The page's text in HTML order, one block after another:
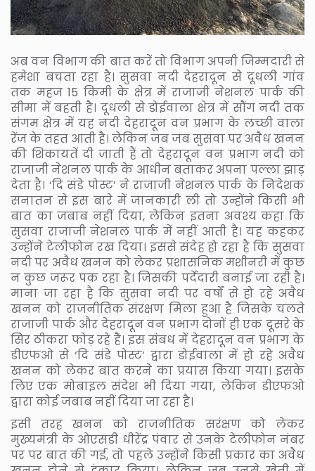
अब वन विभाग की बात करें तो विभाग अपनी जिम्मदारी से
हमेशा बचता रहा है। सुसवा नदी देहरादून से दूधली गांव
तक महज 15 किमी के क्षेत्र में राजाजी नेशनल पार्क की
सीमा में बहती है। दूधली से डोईवाला क्षेत्र में सौंग नदी तक
संगम क्षेत्र में यह नदी देहरादून वन प्रभाग के लच्छी वाला
रेंज के तहत आती है। लेकिन जब जब सुसवा पर अवैध खनन
की शिकायतें दी जाती हैं तो देहरादून वन प्रभाग नदी को
राजाजी नेशनल पार्क के आधीन बताकर अपना पल्ला झाड़
देता है। ‘दि संडे पोस्ट’ ने राजाजी नेशनल पार्क के निदेशक
सनातन से इस बारे में जानकारी ली तो उन्होंने किसी भी
बात का जबाब नहीं दिया, लेकिन इतना अवश्य कहा कि
सुसवा राजाजी नेशनल पार्क में नहीं आती है। यह कहकर
उन्होंने टेलीफोन रख दिया। इससे संदेह हो रहा है कि सुसवा
नदी पर अवैध खनन को लेकर प्रशासनिक मशीनरी में कुछ
न कुछ जरूर पक रहा है। जिसकी पर्देदारी बनाई जा रही है।
माना जा रहा है कि सुसवा नदी पर वर्षों से हो रहे अवैध
खनन को राजनीतिक संरक्षण मिला हुआ है जिसके चलते
राजाजी पार्क और देहरादून वन प्रभाग दोनों ही एक दूसरे के
सिर ठीकरा फोड़ रहे हैं। इस संबध में देहरादून वन प्रभाग के
डीएफओ से ‘दि संडे पोस्ट’ द्वारा डोईवाला में हो रहे अवैध
खनन को लेकर बात करने का प्रयास किया गया। इसके
लिए एक मोबाइल संदेश भी दिया गया, लेकिन डीएफओ
द्वारा कोई जबाब नहीं दिया जा रहा है।
इसी तरह खनन को राजनीतिक सरंक्षण को लेकर
मुख्यमंत्री के ओएसडी धीरेंद्र पंवार से उनके टेलीफोन नंबर
पर पर बात की गई, तो पहले उन्होंने किसी प्रकार का अवैध